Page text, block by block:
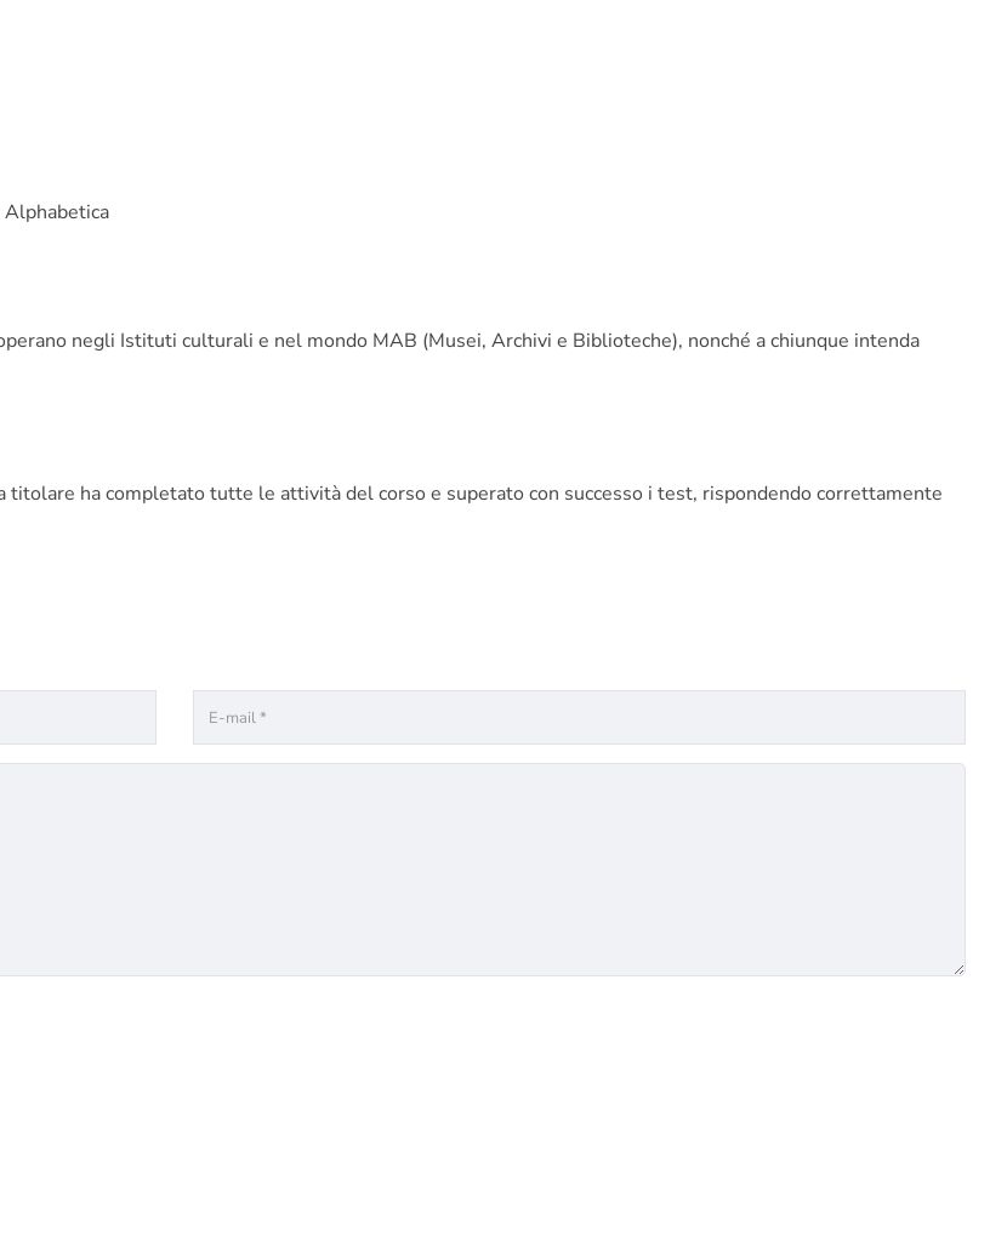
Alphabetica
negli Istituti culturali e nel mondo MAB (Musei, Archivi e Biblioteche), nonché a chiunque intenda
titolare ha completato tutte le attività del corso e superato con successo i test, rispondendo correttamente